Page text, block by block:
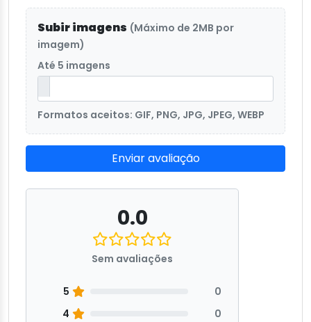
Subir imagens (Máximo de 2MB por
imagem)
Até 5 imagens
Formatos aceitos: GIF, PNG, JPG, JPEG, WEBP
Enviar avaliação
0.0
Sem avaliações
5
0
4
0